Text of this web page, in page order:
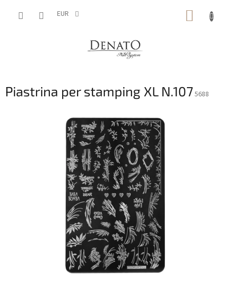
EUR
Piastrina per stamping XL N.1075688